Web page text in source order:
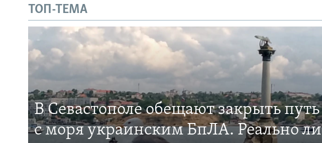
ТОП-ТЕМА
В Севастополе обещают закрыть путь
с моря украинским БпЛА. Реально ли